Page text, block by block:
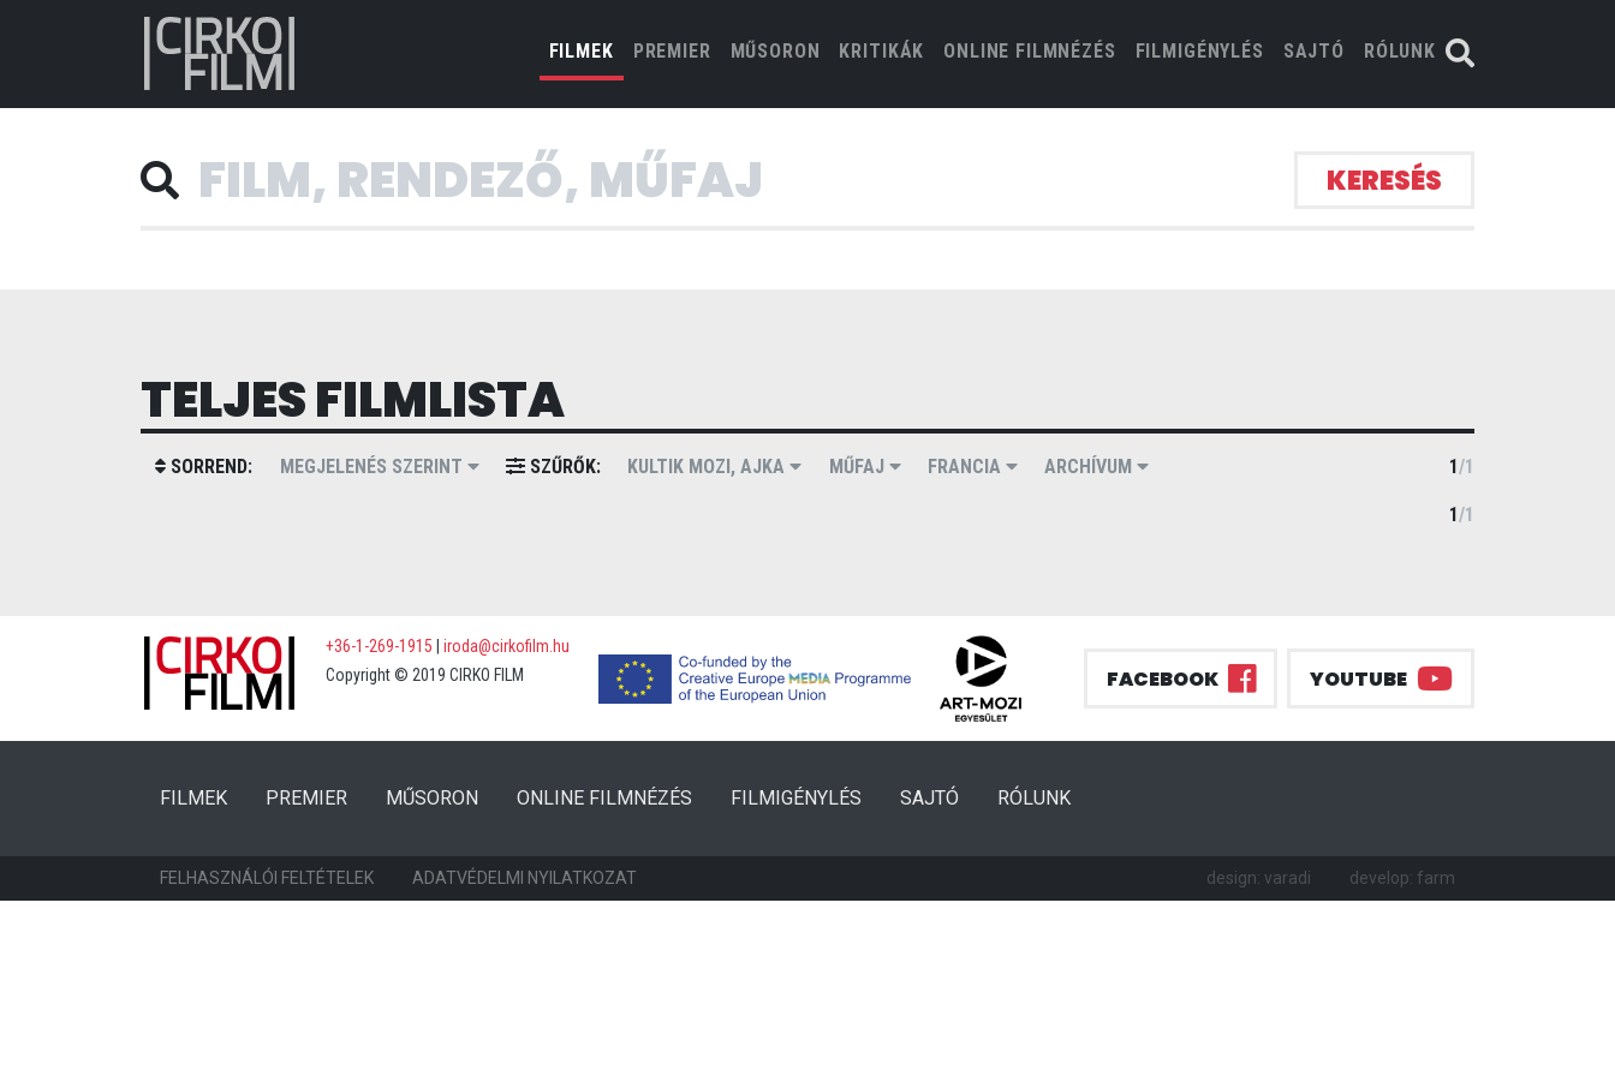
FILMEK(CURRENT)
PREMIER MŰSORON KRITIKÁK ONLINE FILMNÉZÉS FILMIGÉNYLÉS SAJTÓ RÓLUNK
KERESÉS
TELJES FILMLISTA
SORREND: MEGJELENÉS SZERINT SZŰRŐK: KULTIK MOZI, AJKA MŰFAJ FRANCIA ARCHÍVUM 1/1
1/1
+36-1-269-1915
iroda@cirkofilm.hu
Copyright © 2019 CIRKO FILM
FACEBOOK YOUTUBE
FILMEK(CURRENT)
PREMIER (CURRENT)
MŰSORON ONLINE FILMNÉZÉS FILMIGÉNYLÉS SAJTÓ RÓLUNK
FELHASZNÁLÓI FELTÉTELEK ADATVÉDELMI NYILATKOZAT design: varadi develop: farm